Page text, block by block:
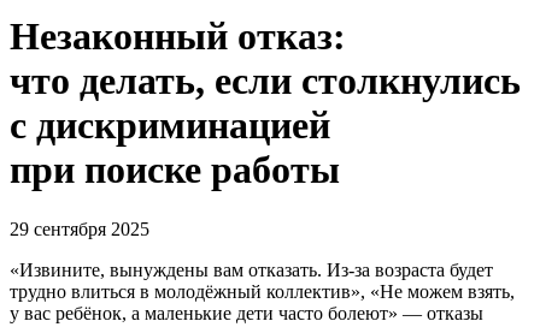
Незаконный отказ:
что делать, если столкнулись
с дискриминацией
при поиске работы
29 сентября 2025
«Извините, вынуждены вам отказать. Из-за возраста будет
трудно влиться в молодёжный коллектив», «Не можем взять,
у вас ребёнок, а маленькие дети часто болеют» — отказы